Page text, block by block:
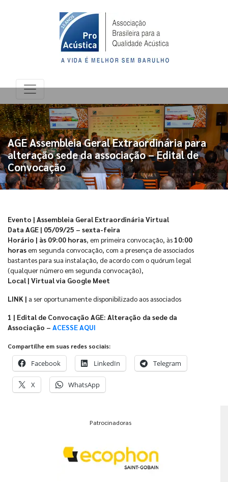
AGE Assembleia Geral Extraordinária para
alteração sede da associação – Edital de
Convocação
Evento | Assembleia Geral Extraordinária Virtual
Data AGE | 05/09/25 – sexta-feira
Horário | às 09:00 horas, em primeira convocação, às 10:00
horasem segunda convocação, com a presença de associados
bastantes para sua instalação, de acordo com o quórum legal
(qualquer número em segunda convocação),
Local | Virtual via Google Meet
LINK | a ser oportunamente disponibilizado aos associados
1 | Edital de Convocação AGE: Alteração da sede da
Associação – ACESSE AQUI
Compartilhe em suas redes sociais:
Facebook LinkedIn Telegram
X WhatsApp
Patrocinadoras